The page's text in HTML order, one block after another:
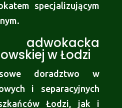
specjalizującym
adwokacka
w Łodzi
doradztwo w
i separacyjnych
Łodzi, jak i